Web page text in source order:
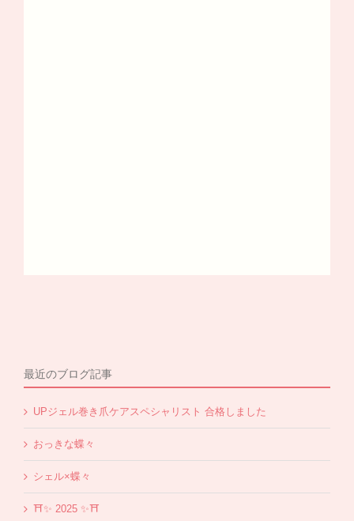
最近のブログ記事
UPジェル巻き爪ケアスペシャリスト 合格しました
おっきな蝶々
シェル×蝶々
⛩✨️ 2025 ✨️⛩